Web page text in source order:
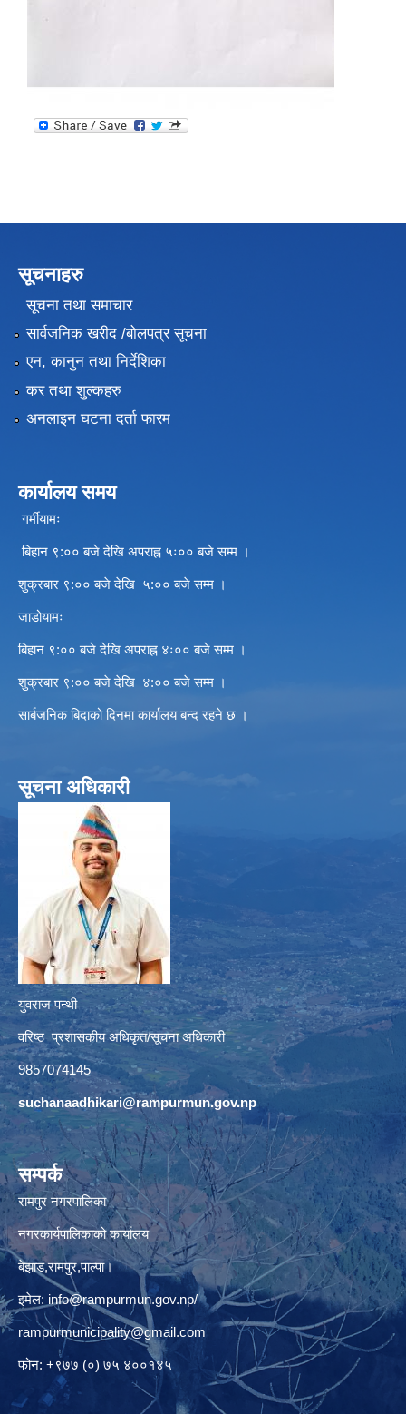
सूचनाहरु
सूचना तथा समाचार
सार्वजनिक खरीद /बोलपत्र सूचना
एन, कानुन तथा निर्देशिका
कर तथा शुल्कहरु
अनलाइन घटना दर्ता फारम
कार्यालय समय
गर्मीयामः
बिहान ९:०० बजे देखि अपराह्न ५ः०० बजे सम्म ।
शुक्रबार ९:०० बजे देखि ५:०० बजे सम्म ।
जाडोयामः
बिहान ९:०० बजे देखि अपराह्न ४ः०० बजे सम्म ।
शुक्रबार ९:०० बजे देखि ४:०० बजे सम्म ।
सार्बजनिक बिदाको दिनमा कार्यालय बन्द रहने छ ।
सूचना अधिकारी
युवराज पन्थी
वरिष्ठ प्रशासकीय अधिकृत/सूचना अधिकारी
9857074145
suchanaadhikari@rampurmun.gov.np
सम्पर्क
रामपुर नगरपालिका
नगरकार्यपालिकाको कार्यालय
बेझाड,रामपुर,पाल्पा।
इमेल: info@rampurmun.gov.np/
rampurmunicipality@gmail.com
फोन: +९७७ (०) ७५ ४००१४५